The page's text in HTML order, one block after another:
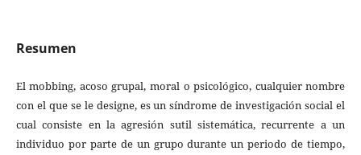
Resumen
El mobbing, acoso grupal, moral o psicológico, cualquier nombre
con el que se le designe, es un síndrome de investigación social el
cual consiste en la agresión sutil sistemática, recurrente a un
individuo por parte de un grupo durante un periodo de tiempo,